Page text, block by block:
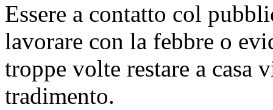
Essere a contatto col
lavorare con la febbre o
troppe volte restare a casa
tradimento.